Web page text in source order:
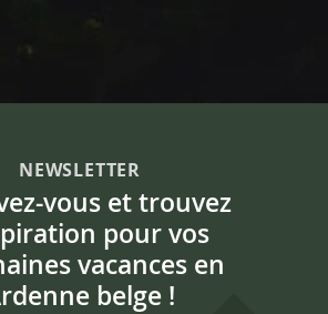
NEWSLETTER
vous et trouvez
pour vos
vacances en
belge !